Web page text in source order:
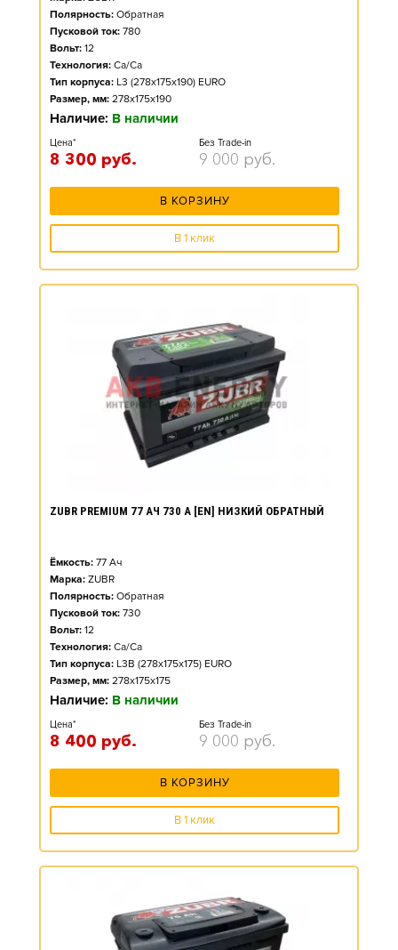
Полярность: Обратная
Пусковой ток: 780
Вольт: 12
Технология: Ca/Ca
Тип корпуса: L3 (278x175x190) EURO
Размер, мм: 278x175x190
Наличие: В наличии
Цена*
8 300 руб.
Без Trade-in
9 000 руб.
В КОРЗИНУ
В 1 клик
ZUBR PREMIUM 77 АЧ 730 А [EN] НИЗКИЙ ОБРАТНЫЙ
Ёмкость: 77 Ач
Марка: ZUBR
Полярность: Обратная
Пусковой ток: 730
Вольт: 12
Технология: Ca/Ca
Тип корпуса: L3B (278x175x175) EURO
Размер, мм: 278x175x175
Наличие: В наличии
Цена*
8 400 руб.
Без Trade-in
9 000 руб.
В КОРЗИНУ
В 1 клик